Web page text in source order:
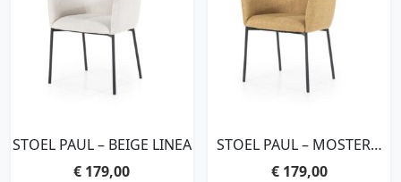
STOEL PAUL – BEIGE LINEA
€ 179,00
STOEL PAUL – MOSTERD
LINEA
€179,00